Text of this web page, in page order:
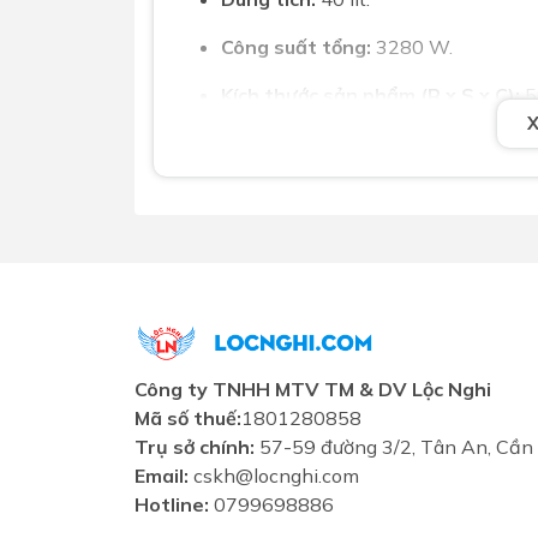
Công suất tổng: 3280 W.
Kích thước sản phẩm (R x S x C):
Tại Showroom Lộc Nghi, chúng tôi cam
chất lượng đảm bảo và dịch vụ bảo
vấn và sở hữu lò nướng âm tủ Malloca
Công ty TNHH MTV TM & DV Lộc Nghi
Mã số thuế:1801280858
Trụ sở chính: 57-59 đường 3/2, Tân An,
Email: cskh@locnghi.com
Hotline: 0799698886